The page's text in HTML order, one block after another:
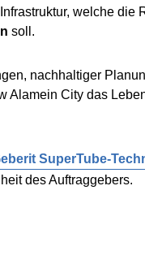
welche die
soll.
nachhaltiger
Alamein City das
SuperTube-
des Auftraggebers.